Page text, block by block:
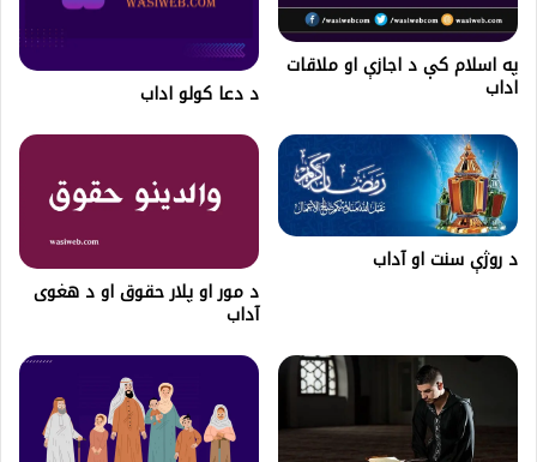
په اسلام کې د اجازې او ملاقات
اداب د دعا کولو اداب
د روژې سنت او آداب
د مور او پلار حقوق او د هغوی
آداب